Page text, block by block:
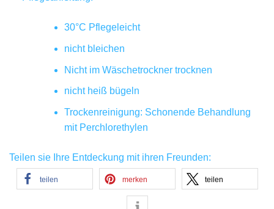
30°C Pflegeleicht
nicht bleichen
Nicht im Wäschetrockner trocknen
nicht heiß bügeln
Trockenreinigung: Schonende Behandlung
mit Perchlorethylen
Teilen sie Ihre Entdeckung mit ihren Freunden:
teilen merken teilen